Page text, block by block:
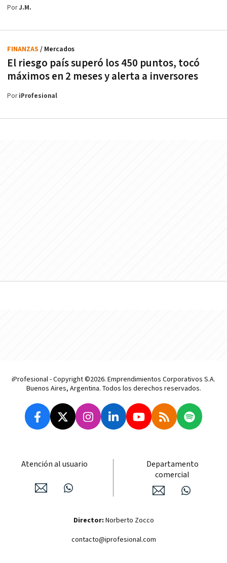
PorJ.M.
El riesgo país superó los 450 puntos, tocó
máximos en 2 meses y alerta a inversores
FINANZAS / Mercados
PoriProfesional
iProfesional - Copyright ©2026. Emprendimientos Corporativos S.A.
Buenos Aires, Argentina. Todos los derechos reservados.
Atención al usuario
Departamento
comercial
Director: Norberto Zocco
contacto@iprofesional.com